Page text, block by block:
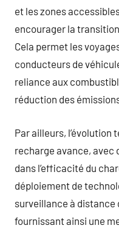
et les zones
encourager la
Cela permet les
conducteurs de
reliance aux
réduction des
Par ailleurs, l’évolution
recharge avance, avec
dans l’efficacité du
déploiement de
surveillance à distance
fournissant ainsi une